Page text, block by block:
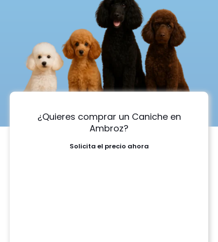
¿Quieres comprar un Caniche en
Ambroz?
Solicita el precio ahora